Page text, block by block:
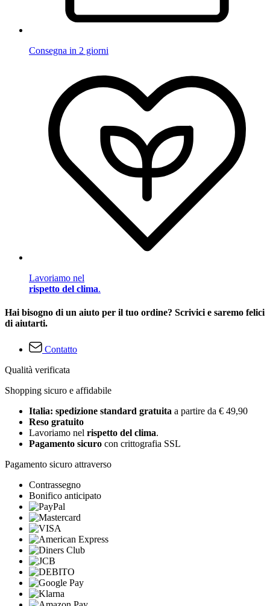
Consegna in 2 giorni
Lavoriamo nel
rispetto del clima.
Hai bisogno di un aiuto per il tuo ordine? Scrivici e saremo felici
di aiutarti.
Contatto
Qualità verificata
Shopping sicuro e affidabile
Italia: spedizione standard gratuita a partire da € 49,90
Reso gratuito
Lavoriamo nel rispetto del clima.
Pagamento sicuro con crittografia SSL
Pagamento sicuro attraverso
Contrassegno
Bonifico anticipato